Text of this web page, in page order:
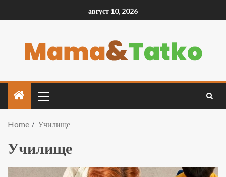
август 10, 2026
Home Училище
Училище